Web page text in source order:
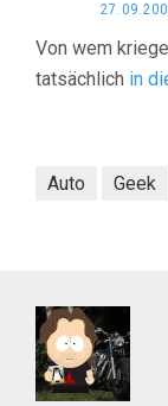
Von wem
tatsächlich in
Auto Geek